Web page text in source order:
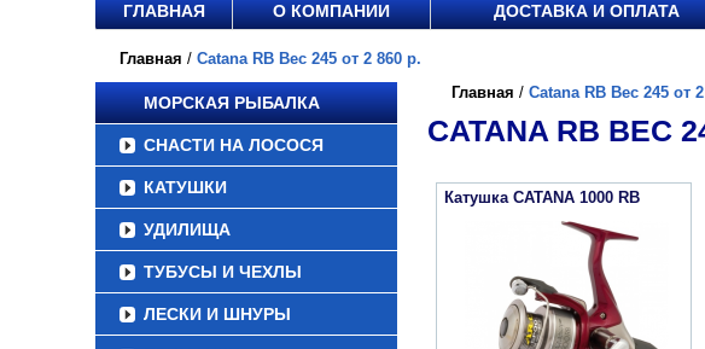
ГЛАВНАЯ О КОМПАНИИ ДОСТАВКА И ОПЛАТА
Главная / Catana RB Вес 245 от 2 860 р.
МОРСКАЯ РЫБАЛКА
СНАСТИ НА ЛОСОСЯ
КАТУШКИ
УДИЛИЩА
ТУБУСЫ И ЧЕХЛЫ
ЛЕСКИ И ШНУРЫ
Главная / Catana RB Вес 245 от
CATANA RB ВЕС
Катушка CATANA 1000 RB